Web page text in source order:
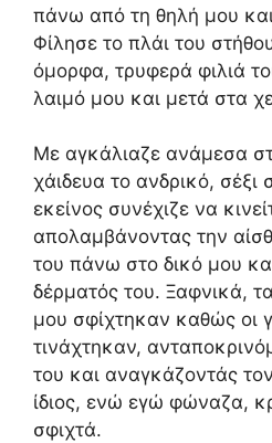
πάνω από τη θηλή μου
Φίλησε το πλάι του
όμορφα, τρυφερά φιλιά
λαιμό μου και μετά στα
Με αγκάλιαζε ανάμεσα
χάιδευα το ανδρικό,
εκείνος συνέχιζε να
απολαμβάνοντας την
του πάνω στο δικό μου
δέρματός του. Ξαφνικά,
μου σφίχτηκαν καθώς οι
τινάχτηκαν,
του και αναγκάζοντάς
ίδιος, ενώ εγώ φώναζα,
σφιχτά.